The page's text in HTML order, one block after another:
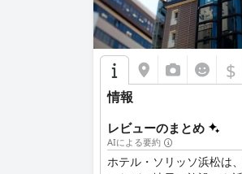
$
情報
レビューのまとめ
AIによる要約
ホテル・ソリッソ浜松は